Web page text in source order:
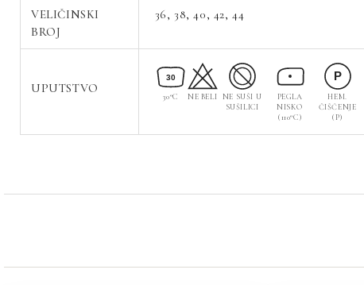
VELIČINSKI
BROJ
36, 38, 40, 42, 44
UPUTSTVO
30
30°C NE BELI
NE SUŠI U
SUŠILICI
PEGLA
NISKO
(110°C)
P
HEM.
ČIŠĆENJE
(P)